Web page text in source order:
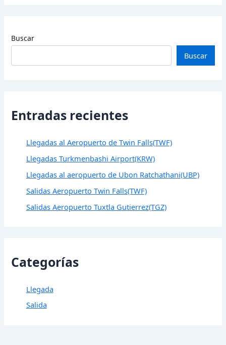
Buscar
Buscar
Entradas recientes
Llegadas al Aeropuerto de Twin Falls(TWF)
Llegadas Turkmenbashi Airport(KRW)
Llegadas al aeropuerto de Ubon Ratchathani(UBP)
Salidas Aeropuerto Twin Falls(TWF)
Salidas Aeropuerto Tuxtla Gutierrez(TGZ)
Categorías
Llegada
Salida